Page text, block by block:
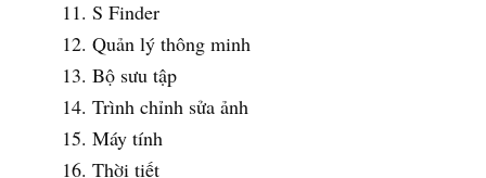
S Finder
Quản lý thông minh
Bộ sưu tập
Trình chỉnh sửa ảnh
Máy tính
Thời tiết